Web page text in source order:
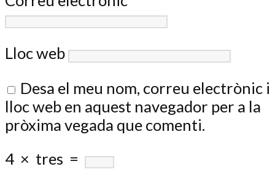
Lloc web
Desa el meu nom, correu electrònic i
lloc web en aquest navegador per a la
pròxima vegada que comenti.
4 × tres =